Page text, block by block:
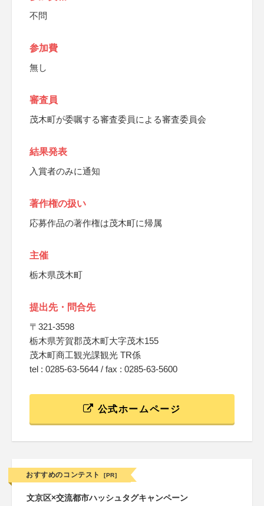
不問
参加費
無し
審査員
茂木町が委嘱する審査委員による審査委員会
結果発表
入賞者のみに通知
著作権の扱い
応募作品の著作権は茂木町に帰属
主催
栃木県茂木町
提出先・問合先
〒321-3598
栃木県芳賀郡茂木町大字茂木155
茂木町商工観光課観光 TR係
tel : 0285-63-5644 / fax : 0285-63-5600
公式ホームページ
おすすめのコンテスト [PR]
文京区×交流都市ハッシュタグキャンペーン